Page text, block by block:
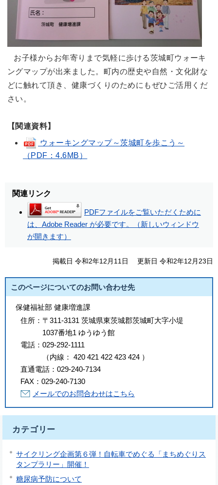
お子様からお年寄りまで気軽に歩ける茨城町ウォーキ
ングマップが出来ました。町内の歴史や自然・文化財な
どに触れて頂き、健康づくりのためにもぜひご活用くだ
さい。
【関連資料】
ウォーキングマップ～茨城町を歩こう～
（PDF：4.6MB）
関連リンク
PDFファイルをご覧いただくために
は、Adobe Reader が必要です。（新しいウィンドウ
が開きます）
掲載日 令和2年12月11日 更新日 令和2年12月23日
このページについてのお問い合わせ先
保健福祉部 健康増進課
住所： 〒311-3131 茨城県東茨城郡茨城町大字小堤
1037番地1 ゆうゆう館
電話： 029-292-1111
（内線 ： 420 421 422 423 424 ）
直通電話： 029-240-7134
FAX： 029-240-7130
メールでのお問合わせはこちら
カテゴリー
サイクリング企画第６弾！自転車でめぐる「まちめぐりス
タンプラリー」開催！
糖尿病予防について